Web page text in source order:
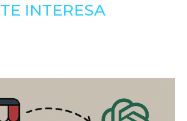
TE INTERESA